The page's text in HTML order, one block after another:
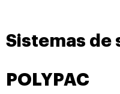
Sistemas de
POLYPAC